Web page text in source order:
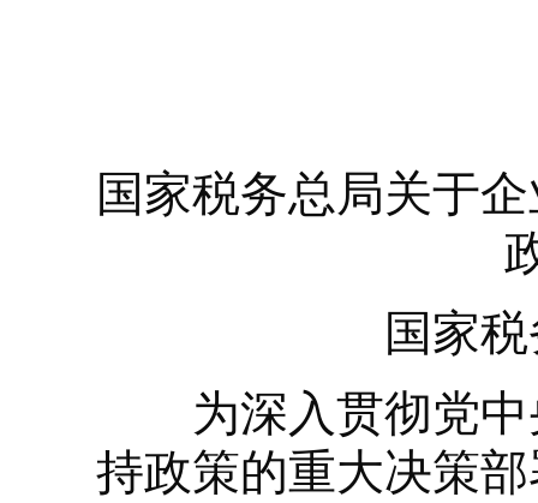
国家税务总局关于
国家
为深入贯彻党中
持政策的重大决策